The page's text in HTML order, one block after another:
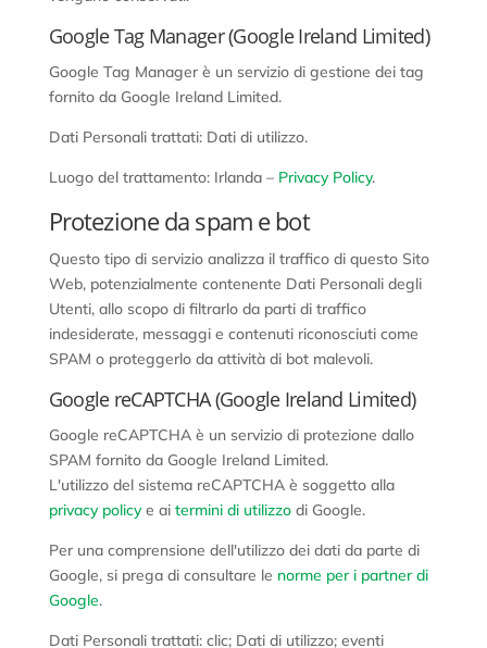
Google Tag Manager (Google Ireland Limited)
Google Tag Manager è un servizio di gestione dei tag
fornito da Google Ireland Limited.
Dati Personali trattati: Dati di utilizzo.
Luogo del trattamento: Irlanda – Privacy Policy.
Protezione da spam e bot
Questo tipo di servizio analizza il traffico di questo Sito
Web, potenzialmente contenente Dati Personali degli
Utenti, allo scopo di filtrarlo da parti di traffico
indesiderate, messaggi e contenuti riconosciuti come
SPAM o proteggerlo da attività di bot malevoli.
Google reCAPTCHA (Google Ireland Limited)
Google reCAPTCHA è un servizio di protezione dallo
SPAM fornito da Google Ireland Limited.
L'utilizzo del sistema reCAPTCHA è soggetto alla
privacy policye ai termini di utilizzodi Google.
Per una comprensione dell'utilizzo dei dati da parte di
Google, si prega di consultare le norme per i partner di
Google.
Dati Personali trattati: clic; Dati di utilizzo; eventi